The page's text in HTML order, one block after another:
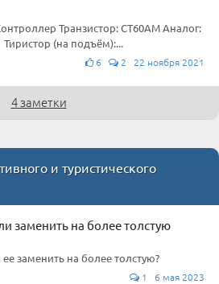
Транзистор: CT60AM Аналог:
Тиристор (на подъём):...
6 2 22 ноября 2021
4 заметки
и туристического
заменить на более толстую
заменить на более толстую?
1 6 мая 2023